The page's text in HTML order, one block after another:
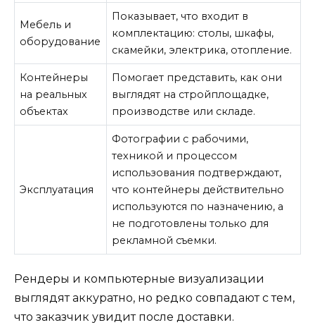
Мебель и
оборудование
Показывает, что входит в
комплектацию: столы, шкафы,
скамейки, электрика, отопление.
Контейнеры
на реальных
объектах
Помогает представить, как они
выглядят на стройплощадке,
производстве или складе.
Эксплуатация
Фотографии с рабочими,
техникой и процессом
использования подтверждают,
что контейнеры действительно
используются по назначению, а
не подготовлены только для
рекламной съемки.
Рендеры и компьютерные визуализации
выглядят аккуратно, но редко совпадают с тем,
что заказчик увидит после доставки.